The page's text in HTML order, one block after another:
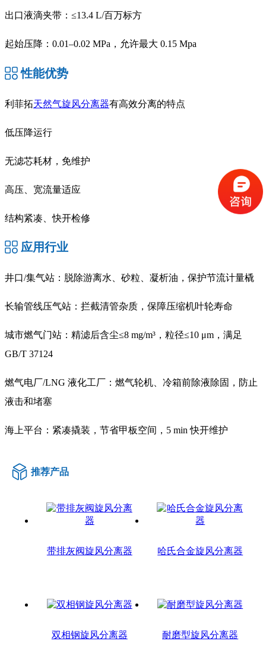
出口液滴夹带：≤13.4 L/百万标方
起始压降：0.01–0.02 MPa，允许最大 0.15 Mpa
性能优势
利菲拓天然气旋风分离器有高效分离的特点
低压降运行
无滤芯耗材，免维护
高压、宽流量适应
结构紧凑、快开检修
应用行业
井口/集气站：脱除游离水、砂粒、凝析油，保护节流计量橇
长输管线压气站：拦截清管杂质，保障压缩机叶轮寿命
城市燃气门站：精滤后含尘≤8 mg/m³，粒径≤10 μm，满足
GB/T 37124
燃气电厂/LNG 液化工厂：燃气轮机、冷箱前除液除固，防止
液击和堵塞
海上平台：紧凑撬装，节省甲板空间，5 min 快开维护
推荐产品
带排灰阀旋风分离器 哈氏合金旋风分离器
双相钢旋风分离器 耐磨型旋风分离器